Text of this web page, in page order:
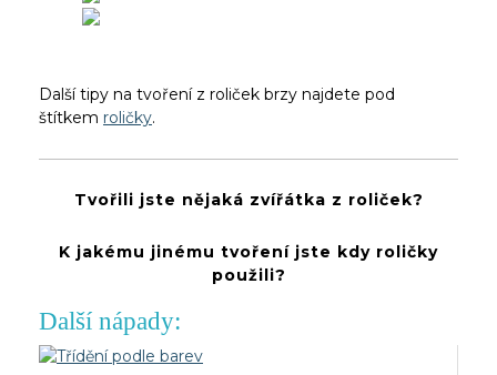
Další tipy na tvoření z roliček brzy najdete pod
štítkem roličky.
Tvořili jste nějaká zvířátka z roliček?
K jakému jinému tvoření jste kdy roličky
použili?
Další nápady: